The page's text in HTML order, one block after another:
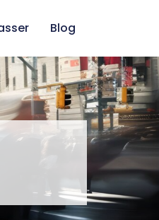
Blog